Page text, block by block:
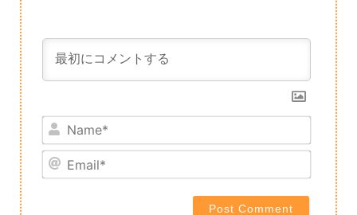
Name*
Email*